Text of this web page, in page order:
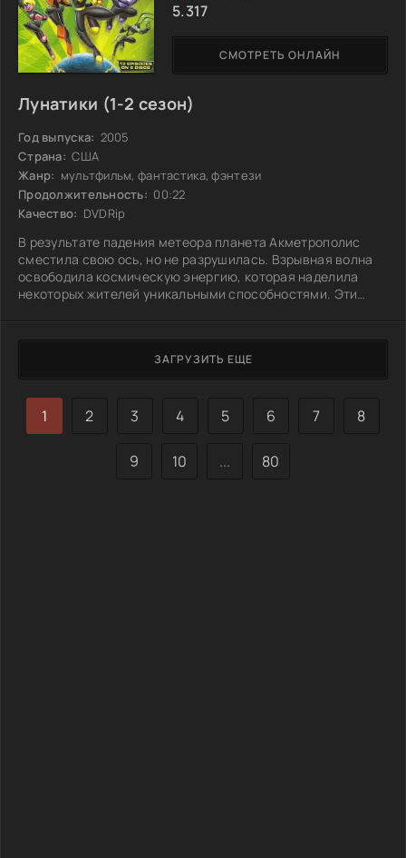
Лунатики (1-2 сезон)
Год выпуска: 2005
Страна: США
Жанр: мультфильм, фантастика, фэнтези
Продолжительность: 00:22
Качество: DVDRip
В результате падения метеора планета Акметрополис
сместила свою ось, но не разрушилась. Взрывная волна
освободила космическую энергию, которая наделила
некоторых жителей уникальными способностями. Эти
них есть те, кто может манипулировать временем, другие
– общаться с природой, а некоторые даже владеют силой,
способной изменить реальность. На фоне этих изменений
разгорается борьба за власть и
СМОТРЕТЬ ОНЛАЙН
5.317
ЗАГРУЗИТЬ ЕЩЕ
1 2 3 4 5 6 7 8
9 10 ... 80